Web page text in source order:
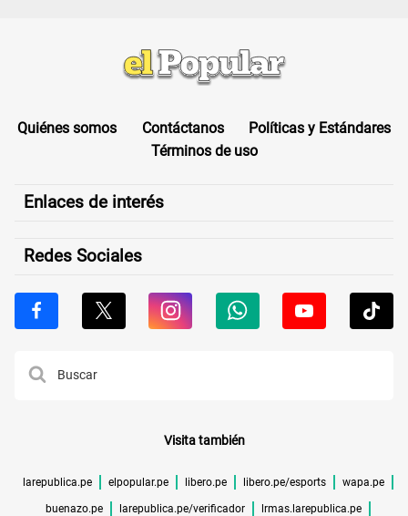
Quiénes somos Contáctanos
Políticas y Estándares
Términos de uso
Enlaces de interés
Redes Sociales
Visita también
larepublica.pe elpopular.pe libero.pe libero.pe/esports wapa.pe
buenazo.pe larepublica.pe/verificador lrmas.larepublica.pe